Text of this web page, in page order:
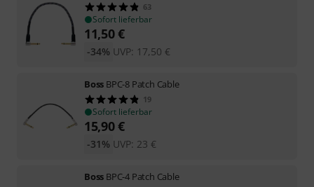
63
Sofort lieferbar
11,50€
UVP: 17,50 €
-34%
Boss BPC-8 Patch Cable
19
Sofort lieferbar
15,90€
UVP: 23 €
-31%
Boss BPC-4 Patch Cable